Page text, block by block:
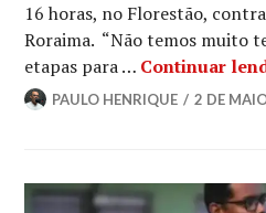
16 horas, no Florestão,
Roraima. “Não temos muito
etapas para … Continuar
PAULO HENRIQUE 2 DE